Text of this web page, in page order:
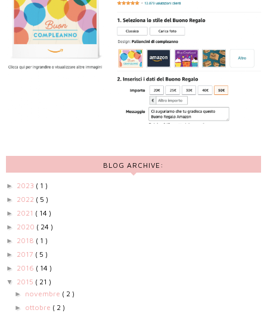
BLOG ARCHIVE:
► 2023 ( 1 )
► 2022 ( 5 )
► 2021 ( 14 )
► 2020 ( 24 )
► 2018 ( 1 )
► 2017 ( 5 )
► 2016 ( 14 )
▼ 2015 ( 21 )
► novembre ( 2 )
► ottobre ( 2 )